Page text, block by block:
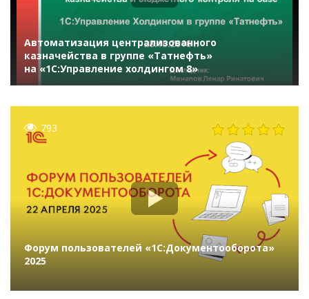
Автоматизация централизованного
казначейства в группе «Татнефть»
на «1С:Управление холдингом 8»
793
Форум пользователей «1С:Документооборота»
2025